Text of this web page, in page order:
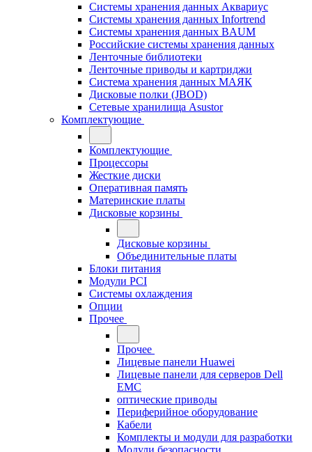
Системы хранения данных Аквариус
Системы хранения данных Infortrend
Системы хранения данных BAUM
Российские системы хранения данных
Ленточные библиотеки
Ленточные приводы и картриджи
Система хранения данных МАЯК
Дисковые полки (JBOD)
Сетевые хранилища Asustor
Комплектующие
Комплектующие
Процессоры
Жесткие диски
Оперативная память
Материнские платы
Дисковые корзины
Дисковые корзины
Объединительные платы
Блоки питания
Модули PCI
Системы охлаждения
Опции
Прочее
Прочее
Лицевые панели Huawei
Лицевые панели для серверов Dell
EMC
оптические приводы
Периферийное оборудование
Кабели
Комплекты и модули для разработки